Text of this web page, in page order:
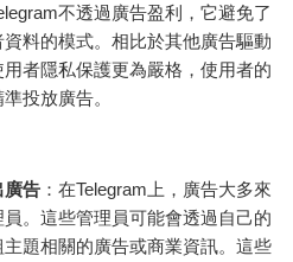
不透過廣告盈利，它避免了
料的模式。相比於其他廣告驅動
者隱私保護更為嚴格，使用者的
投放廣告。
廣告 ：在Telegram上，廣告大多來
。這些管理員可能會透過自己的
題相關的廣告或商業資訊。這些